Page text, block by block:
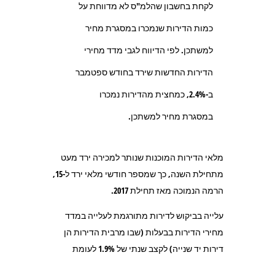
לקחת בחשבון שהלמ"ס לא מדווחת על
כמות הדירות שנמכרו במסגרת מחיר
למשתכן. לפי הדיווח לגבי מדד מחירי
הדירות החדשות שירד בחודש ספטמבר
ב-2.4%, כמחצית מהדירות נמכרו
במסגרת מחיר למשתכן.
מלאי הדירות המוכנות שנותר למכירה ירד מעט
מתחילת השנה, כך שמספר חודשי מלאי ירד ל-15,
הרמה הנמוכה מאז תחילת 2017.
עלייה בביקוש לדירות מתורגמת לעלייה במדד
מחירי הדירות בבעלות (שבו מרבית הדירות הן
דירות יד שנייה) לקצב שנתי של 1.9% לעומת